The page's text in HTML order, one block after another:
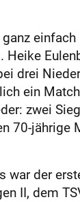
drei
ein
zwei
70-jährige
war der
II, dem